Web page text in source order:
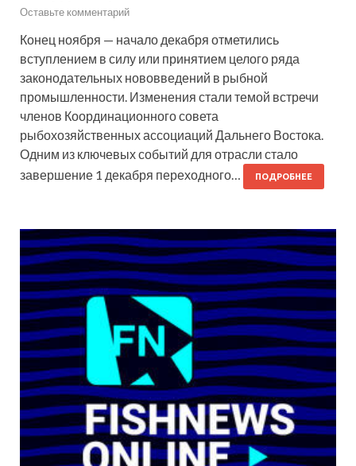
Оставьте комментарий
Конец ноября — начало декабря отметились
вступлением в силу или принятием целого ряда
законодательных нововведений в рыбной
промышленности. Изменения стали темой встречи
членов Координационного совета
рыбохозяйственных ассоциаций Дальнего Востока.
Одним из ключевых событий для отрасли стало
завершение 1 декабря переходного…
ПОДРОБНЕЕ